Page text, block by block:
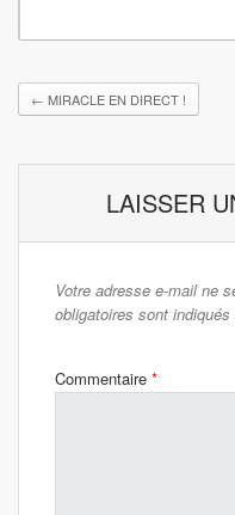
← MIRACLE EN DIRECT !
LAISSER
Votre adresse e-mail ne
obligatoires sont
Commentaire *